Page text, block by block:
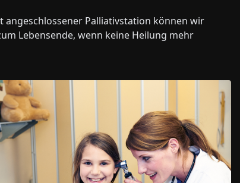
Palliativstation können wir
Lebensende, wenn keine Heilung mehr